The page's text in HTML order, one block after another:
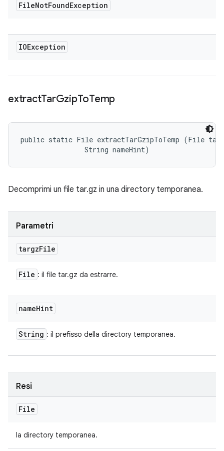
FileNotFoundException
IOException
extractTarGzipToTemp
public static File extractTarGzipToTemp (File
                String nameHint)
Decomprimi un file tar.gz in una directory temporanea.
Parametri
targzFile
File : il file tar.gz da estrarre.
nameHint
String : il prefisso della directory temporanea.
Resi
File
la directory temporanea.